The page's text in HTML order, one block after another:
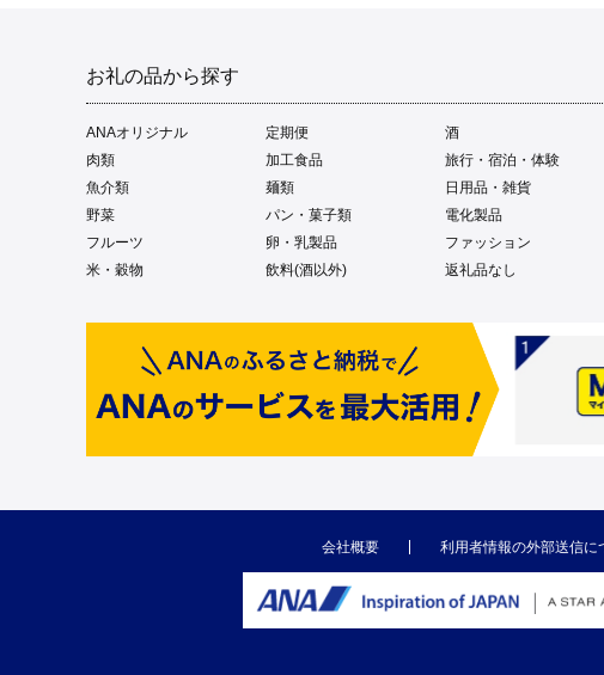
お礼の品から探す
ANAオリジナル 定期便
酒
肉類
加工食品
旅行・宿泊・体験
魚介類
麺類
日用品・雑貨
野菜
パン・菓子類
電化製品
フルーツ
卵・乳製品
ファッション
米・穀物
飲料(酒以外) 返礼品なし
会社概要 利用者情報の外部送信に